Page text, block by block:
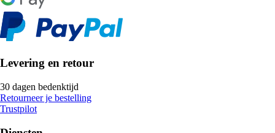
Levering en retour
30 dagen bedenktijd
Retourneer je bestelling
Trustpilot